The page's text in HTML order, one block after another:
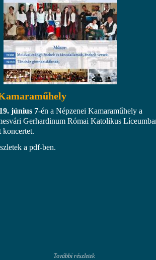
június 7-én a Népzenei Kamaraműhely a
Gerhardinum Római Katolikus
koncertet.
a pdf-ben.
További részletek